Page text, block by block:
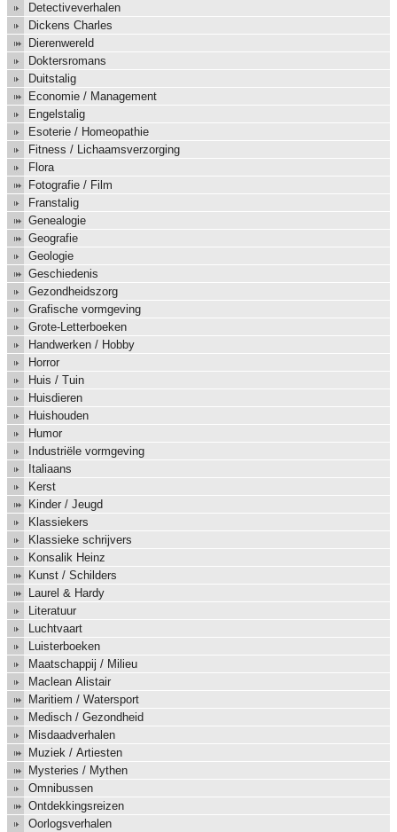
Detectiveverhalen
Dickens Charles
Dierenwereld
Doktersromans
Duitstalig
Economie / Management
Engelstalig
Esoterie / Homeopathie
Fitness / Lichaamsverzorging
Flora
Fotografie / Film
Franstalig
Genealogie
Geografie
Geologie
Geschiedenis
Gezondheidszorg
Grafische vormgeving
Grote-Letterboeken
Handwerken / Hobby
Horror
Huis / Tuin
Huisdieren
Huishouden
Humor
Industriële vormgeving
Italiaans
Kerst
Kinder / Jeugd
Klassiekers
Klassieke schrijvers
Konsalik Heinz
Kunst / Schilders
Laurel & Hardy
Literatuur
Luchtvaart
Luisterboeken
Maatschappij / Milieu
Maclean Alistair
Maritiem / Watersport
Medisch / Gezondheid
Misdaadverhalen
Muziek / Artiesten
Mysteries / Mythen
Omnibussen
Ontdekkingsreizen
Oorlogsverhalen